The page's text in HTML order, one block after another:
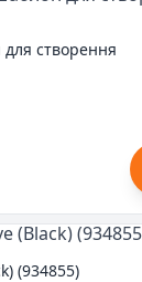
створення
(934855)